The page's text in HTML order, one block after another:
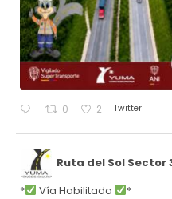
0 2 Twitter
Ruta del Sol Sector
* Vía Habilitada
*